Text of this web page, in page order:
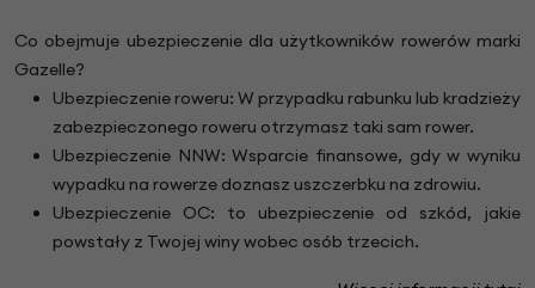
Co obejmuje ubezpieczenie dla użytkowników rowerów marki
Gazelle?
Ubezpieczenie roweru: W przypadku rabunku lub kradzieży
zabezpieczonego roweru otrzymasz taki sam rower.
Ubezpieczenie NNW: Wsparcie finansowe, gdy w wyniku
wypadku na rowerze doznasz uszczerbku na zdrowiu.
Ubezpieczenie OC: to ubezpieczenie od szkód, jakie
powstały z Twojej winy wobec osób trzecich.